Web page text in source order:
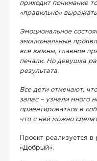
приходит понимание
«правильно»
Эмоциональное
эмоциональные
все важны, главное
печали. Но девушка
результата.
Все дети отмечают,
запас – узнали много
ориентироваться в
что с ней можно
Проект реализуется
«Добрый».